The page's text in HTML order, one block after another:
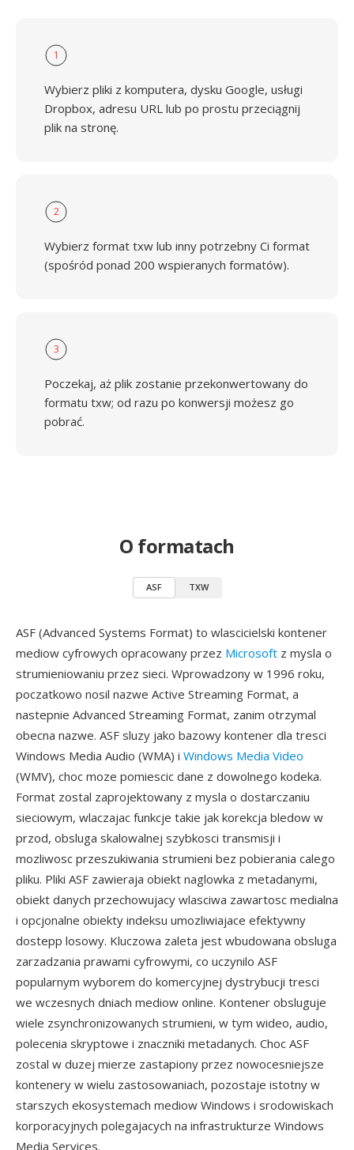
1
Wybierz pliki z komputera, dysku Google, usługi
Dropbox, adresu URL lub po prostu przeciągnij
plik na stronę.
2
Wybierz format txw lub inny potrzebny Ci format
(spośród ponad 200 wspieranych formatów).
3
Poczekaj, aż plik zostanie przekonwertowany do
formatu txw; od razu po konwersji możesz go
pobrać.
O formatach
ASF TXW
ASF (Advanced Systems Format) to wlascicielski kontener
mediow cyfrowych opracowany przez Microsoft z mysla o
strumieniowaniu przez sieci. Wprowadzony w 1996 roku,
poczatkowo nosil nazwe Active Streaming Format, a
nastepnie Advanced Streaming Format, zanim otrzymal
obecna nazwe. ASF sluzy jako bazowy kontener dla tresci
Windows Media Audio (WMA) i Windows Media Video
(WMV), choc moze pomiescic dane z dowolnego kodeka.
Format zostal zaprojektowany z mysla o dostarczaniu
sieciowym, wlaczajac funkcje takie jak korekcja bledow w
przod, obsluga skalowalnej szybkosci transmisji i
mozliwosc przeszukiwania strumieni bez pobierania calego
pliku. Pliki ASF zawieraja obiekt naglowka z metadanymi,
obiekt danych przechowujacy wlasciwa zawartosc medialna
i opcjonalne obiekty indeksu umozliwiajace efektywny
dostepp losowy. Kluczowa zaleta jest wbudowana obsluga
zarzadzania prawami cyfrowymi, co uczynilo ASF
popularnym wyborem do komercyjnej dystrybucji tresci
we wczesnych dniach mediow online. Kontener obsluguje
wiele zsynchronizowanych strumieni, w tym wideo, audio,
polecenia skryptowe i znaczniki metadanych. Choc ASF
zostal w duzej mierze zastapiony przez nowocesniejsze
kontenery w wielu zastosowaniach, pozostaje istotny w
starszych ekosystemach mediow Windows i srodowiskach
korporacyjnych polegajacych na infrastrukturze Windows
Media Services.